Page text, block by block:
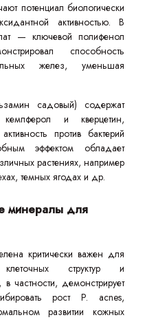
потенциал биологически
активностью. В
— ключевой полифенол
способность
желез, уменьшая
садовый) содержат
и кверцетин,
против бактерий
эффектом обладает
растениях, например
темных ягодах и др.
минералы для
критически важен для
структур и
частности, демонстрирует
рост P. acnes,
развитии кожных